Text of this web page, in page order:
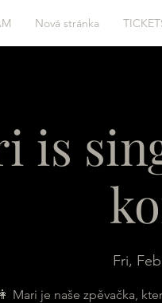
Nová stránka
is
Fri,
👩 Mari je naše zpěvačka,